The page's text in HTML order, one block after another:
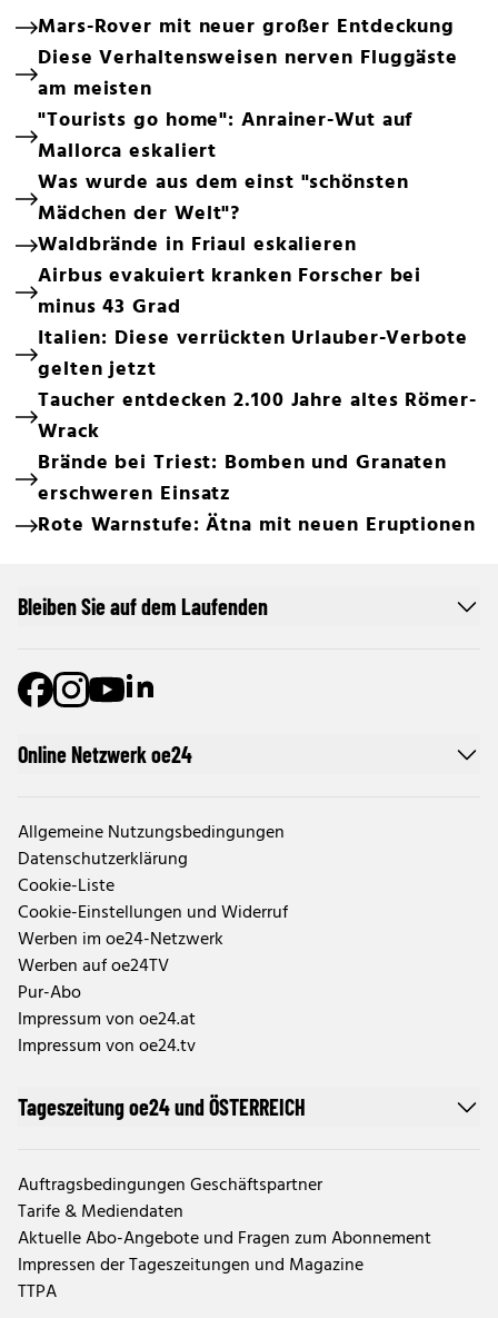
Mars-Rover mit neuer großer Entdeckung
Diese Verhaltensweisen nerven Fluggäste
am meisten
"Tourists go home": Anrainer-Wut auf
Mallorca eskaliert
Was wurde aus dem einst "schönsten
Mädchen der Welt"?
Waldbrände in Friaul eskalieren
Airbus evakuiert kranken Forscher bei
minus 43 Grad
Italien: Diese verrückten Urlauber-Verbote
gelten jetzt
Taucher entdecken 2.100 Jahre altes Römer-
Wrack
Brände bei Triest: Bomben und Granaten
erschweren Einsatz
Rote Warnstufe: Ätna mit neuen Eruptionen
Online Netzwerk oe24
Allgemeine Nutzungsbedingungen
Datenschutzerklärung
Cookie-Liste
Cookie-Einstellungen und Widerruf
Werben im oe24-Netzwerk
Werben auf oe24TV
Pur-Abo
Impressum von oe24.at
Impressum von oe24.tv
Tageszeitung oe24 und ÖSTERREICH
Auftragsbedingungen Geschäftspartner
Tarife & Mediendaten
Aktuelle Abo-Angebote und Fragen zum Abonnement
Impressen der Tageszeitungen und Magazine
TTPA
Bleiben Sie auf dem Laufenden